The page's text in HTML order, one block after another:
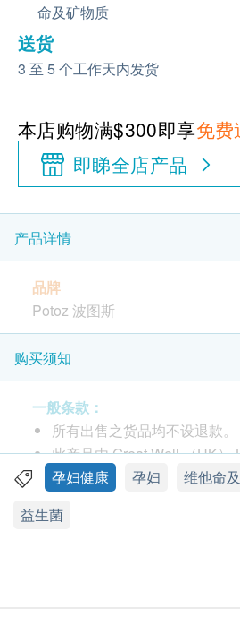
命及矿物质
送货
3 至 5 个工作天内发货
本店购物满$300即享免
即睇全店产品
产品详情
品牌
Potoz 波图斯
包装
100粒
产地
美国
功效
经GMP (Current Good
购买须知
一般条款：
所有出售之货品均不设退款。
此产品由 Great Well （HK）
如有任何争议，Great Well
孕妇健康 孕妇 维他命
益生菌